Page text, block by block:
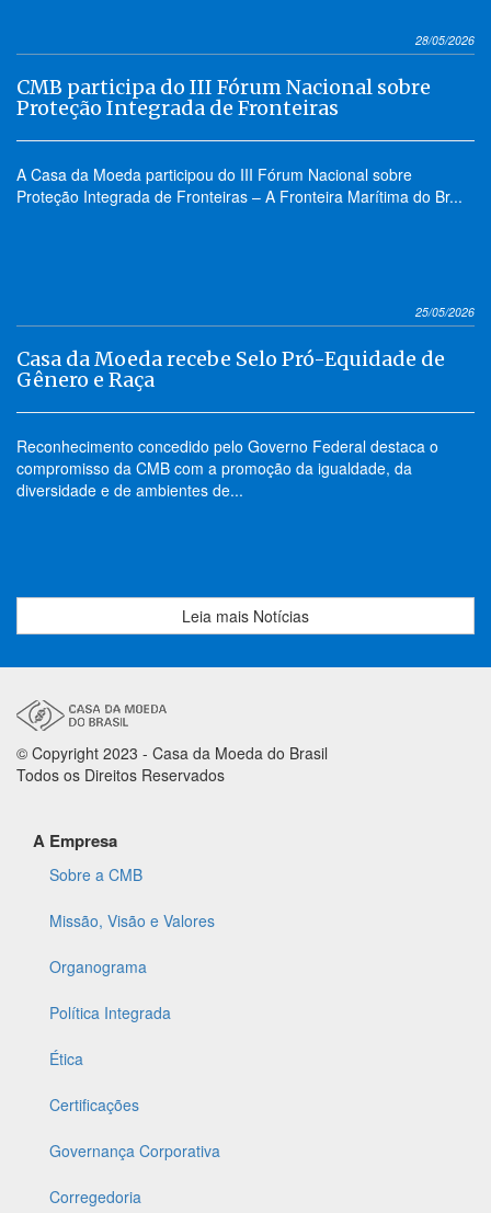
28/05/2026
CMB participa do III Fórum Nacional sobre
Proteção Integrada de Fronteiras
A Casa da Moeda participou do III Fórum Nacional sobre
Proteção Integrada de Fronteiras – A Fronteira Marítima do Br...
25/05/2026
Casa da Moeda recebe Selo Pró-Equidade de
Gênero e Raça
Reconhecimento concedido pelo Governo Federal destaca o
compromisso da CMB com a promoção da igualdade, da
diversidade e de ambientes de...
Leia mais Notícias
© Copyright 2023 - Casa da Moeda do Brasil
Todos os Direitos Reservados
A Empresa
Sobre a CMB
Missão, Visão e Valores
Organograma
Política Integrada
Ética
Certificações
Governança Corporativa
Corregedoria